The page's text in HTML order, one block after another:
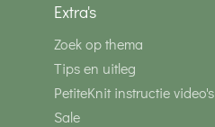
Extra's
Zoek op thema
Tips en uitleg
PetiteKnit instructie video's
Sale